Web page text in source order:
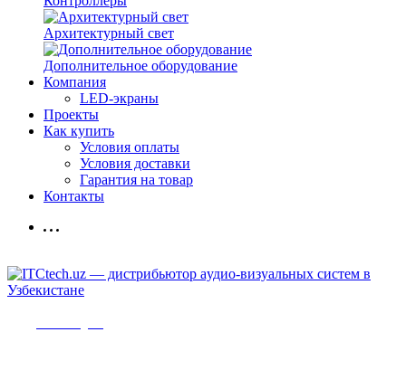
Архитектурный свет
Дополнительное оборудование
Компания
LED-экраны
Проекты
Как купить
Условия оплаты
Условия доставки
Гарантия на товар
Контакты